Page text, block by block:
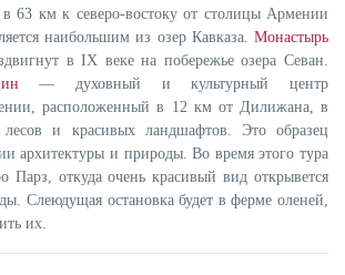
в 63 км к северо-востоку от столицы Армении
наибольшим из озер Кавказа. Монастырь
в IX веке на побережье озера Севан.
— духовный и культурный центр
расположенный в 12 км от Дилижана, в
и красивых ландшафтов. Это образец
архитектуры и природы. Во время этого тура
Парз, откуда очень красивый вид открывется
Слеюдущая остановка будет в ферме оленей,
их.